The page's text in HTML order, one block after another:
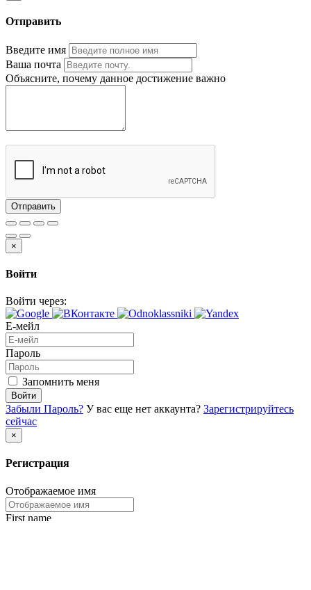
Отправить
Введите имя
Ваша почта
Объясните, почему данное достижение важно
Отправить
×
Войти
Войти через:
Е-мейл
Пароль
Запомнить меня
Войти
Забыли Пароль? У вас еще нет аккаунта? Зарегистрируйтесь
сейчас
×
Регистрация
Отображаемое имя
First name